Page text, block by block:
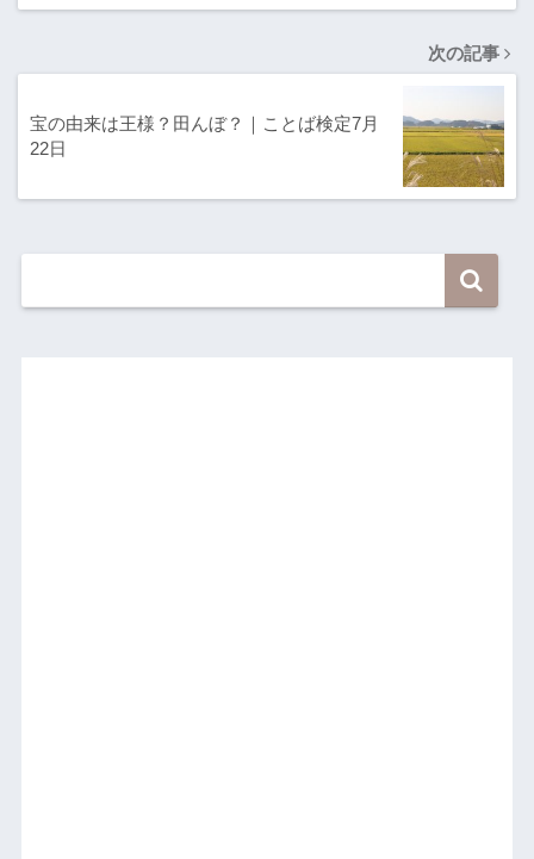
次の記事
宝の由来は王様？田んぼ？｜ことば検定7月
22日